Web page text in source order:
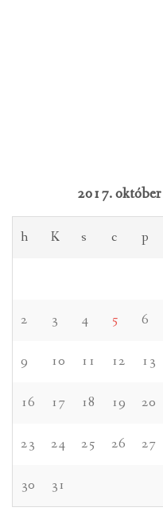
2017. október
h K s c p
2 3 4 5 6
9 10 11 12 13
16 17 18 19 20
23 24 25 26 27
30 31